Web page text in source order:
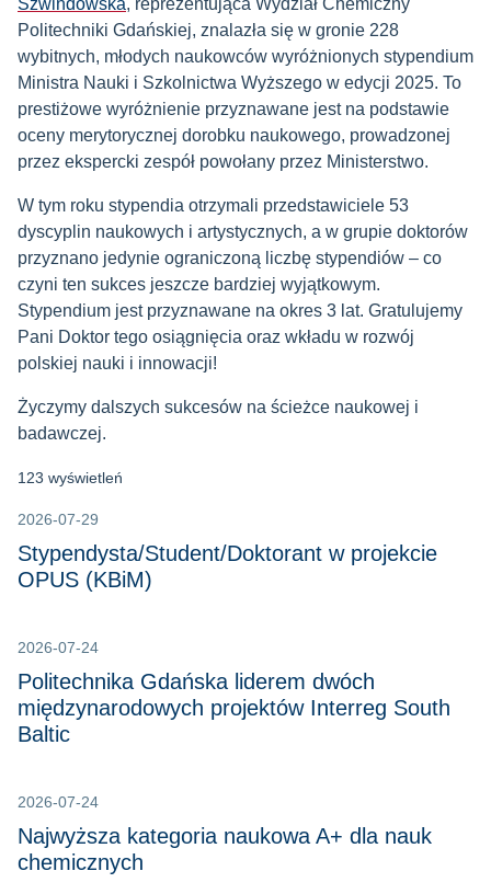
Szwindowska, reprezentująca Wydział Chemiczny
Politechniki Gdańskiej, znalazła się w gronie 228
wybitnych, młodych naukowców wyróżnionych stypendium
Ministra Nauki i Szkolnictwa Wyższego w edycji 2025. To
prestiżowe wyróżnienie przyznawane jest na podstawie
oceny merytorycznej dorobku naukowego, prowadzonej
przez ekspercki zespół powołany przez Ministerstwo.
W tym roku stypendia otrzymali przedstawiciele 53
dyscyplin naukowych i artystycznych, a w grupie doktorów
przyznano jedynie ograniczoną liczbę stypendiów – co
czyni ten sukces jeszcze bardziej wyjątkowym.
Stypendium jest przyznawane na okres 3 lat. Gratulujemy
Pani Doktor tego osiągnięcia oraz wkładu w rozwój
polskiej nauki i innowacji!
Życzymy dalszych sukcesów na ścieżce naukowej i
badawczej.
123 wyświetleń
2026-07-29
Stypendysta/Student/Doktorant w projekcie
OPUS (KBiM)
2026-07-24
Politechnika Gdańska liderem dwóch
międzynarodowych projektów Interreg South
Baltic
2026-07-24
Najwyższa kategoria naukowa A+ dla nauk
chemicznych